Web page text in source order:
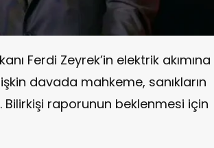
Ferdi Zeyrek’in elektrik akımına
davada mahkeme, sanıkların
Bilirkişi raporunun beklenmesi için